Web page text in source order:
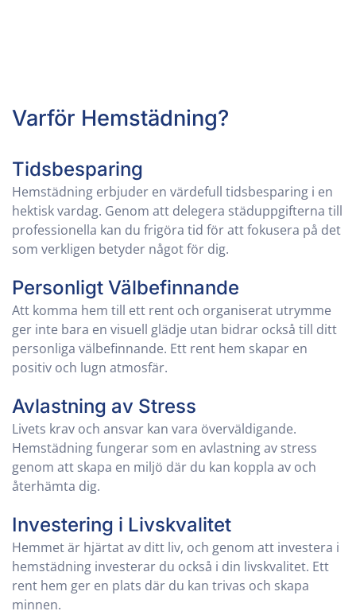
Varför Hemstädning?
Tidsbesparing
Hemstädning erbjuder en värdefull tidsbesparing i en
hektisk vardag. Genom att delegera städuppgifterna till
professionella kan du frigöra tid för att fokusera på det
som verkligen betyder något för dig.
Personligt Välbefinnande
Att komma hem till ett rent och organiserat utrymme
ger inte bara en visuell glädje utan bidrar också till ditt
personliga välbefinnande. Ett rent hem skapar en
positiv och lugn atmosfär.
Avlastning av Stress
Livets krav och ansvar kan vara överväldigande.
Hemstädning fungerar som en avlastning av stress
genom att skapa en miljö där du kan koppla av och
återhämta dig.
Investering i Livskvalitet
Hemmet är hjärtat av ditt liv, och genom att investera i
hemstädning investerar du också i din livskvalitet. Ett
rent hem ger en plats där du kan trivas och skapa
minnen.